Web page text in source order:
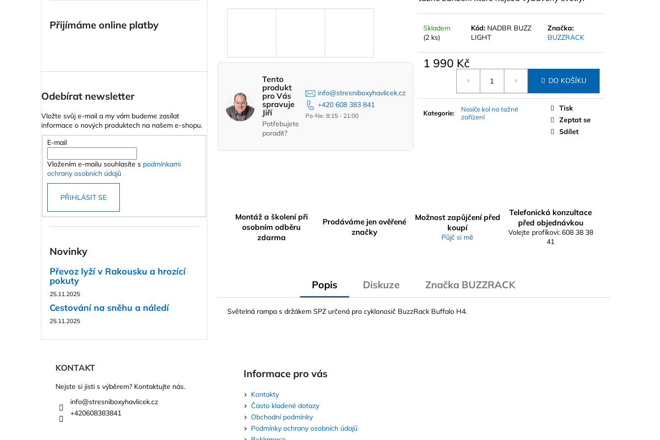
Přijímáme online platby
Odebírat newsletter
Vložte svůj e-mail a my vám budeme zasílat
informace o nových produktech na našem e-shopu.
E-mail
Vložením e-mailu souhlasíte s podmínkami
ochrany osobních údajů
PŘIHLÁSIT SE
Novinky
Převoz lyží v Rakousku a hrozící
pokuty
25.11.2025
Cestování na sněhu a náledí
25.11.2025
Skladem
(2 ks)
Kód: NADBR BUZZ
LIGHT
Značka:
BUZZRACK
1 990 Kč
DO KOŠÍKU
Kategorie:
Nosiče kol na tažné
zařízení
Tisk
Zeptat se
Sdílet
Tento
produkt
pro Vás
spravuje
Jiří
Potřebujete
poradit?
info@stresniboxyhavlicek.cz
+420 608 383 841
Po-Ne: 8:15 - 21:00
Montáž a školení při
osobním odběru
zdarma
Prodáváme jen ověřené
značky
Možnost zapůjčení před
koupí
Půjč si mě
Telefonická konzultace
před objednávkou
Volejte profíkovi: 608 38 38
41
Popis Diskuze Značka BUZZRACK
Světelná rampa s držákem SPZ určená pro cyklonosič BuzzRack Buffalo H4.
STŘEŠNÍ BOX HAPRO TRAXER 8.6
14 990 Kč
PLATFORMY
STŘEŠNÍ NOSIČE ATERA SIGNO RTD
PRO AUTA S INTEGROVANÝMI
KONTAKT
Nejste si jisti s výběrem? Kontaktujte nás.
info@stresniboxyhavlicek.cz
+420608383841
Informace pro vás
Kontakty
Často kladené dotazy
Obchodní podmínky
Podmínky ochrany osobních údajů